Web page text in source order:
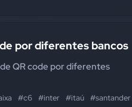
por diferentes bancos
QR code por diferentes
#c6 #inter #itaú #santander